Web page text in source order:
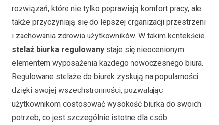
rozwiązań, które nie tylko poprawiają komfort pracy, ale
także przyczyniają się do lepszej organizacji przestrzeni
i zachowania zdrowia użytkowników. W takim kontekście
stelaż biurka regulowany staje się nieocenionym
elementem wyposażenia każdego nowoczesnego biura.
Regulowane stelaże do biurek zyskują na popularności
dzięki swojej wszechstronności, pozwalając
użytkownikom dostosować wysokość biurka do swoich
potrzeb, co jest szczególnie istotne dla osób